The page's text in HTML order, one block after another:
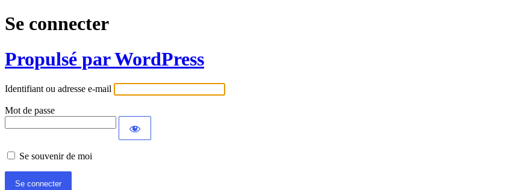
Se connecter
Propulsé par WordPress
Identifiant ou adresse e-mail
Mot de passe
Se souvenir de moi